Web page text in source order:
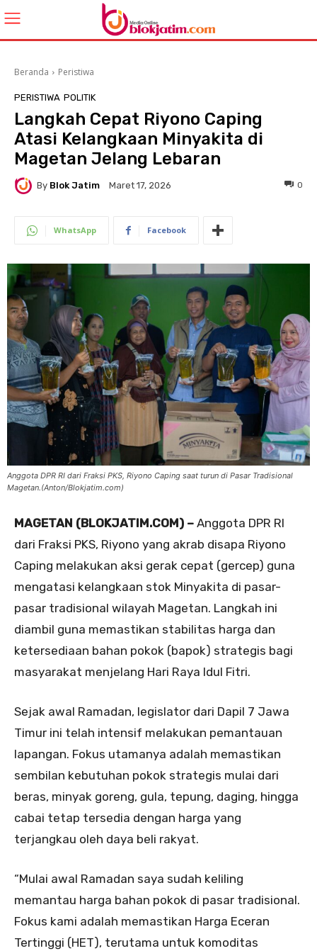
Beranda Peristiwa
PERISTIWA POLITIK
Langkah Cepat Riyono Caping
Atasi Kelangkaan Minyakita di
Magetan Jelang Lebaran
By Blok Jatim Maret 17, 2026 0
WhatsApp Facebook
Anggota DPR RI dari Fraksi PKS, Riyono Caping saat turun di Pasar Tradisional
Magetan.(Anton/Blokjatim.com)
MAGETAN (BLOKJATIM.COM) – Anggota DPR RI
dari Fraksi PKS, Riyono yang akrab disapa Riyono
Caping melakukan aksi gerak cepat (gercep) guna
mengatasi kelangkaan stok Minyakita di pasar-
pasar tradisional wilayah Magetan. Langkah ini
diambil guna memastikan stabilitas harga dan
ketersediaan bahan pokok (bapok) strategis bagi
masyarakat menjelang Hari Raya Idul Fitri.
Sejak awal Ramadan, legislator dari Dapil 7 Jawa
Timur ini telah intensif melakukan pemantauan
lapangan. Fokus utamanya adalah memastikan
sembilan kebutuhan pokok strategis mulai dari
beras, minyak goreng, gula, tepung, daging, hingga
cabai tetap tersedia dengan harga yang
terjangkau oleh daya beli rakyat.
“Mulai awal Ramadan saya sudah keliling
memantau harga bahan pokok di pasar tradisional.
Fokus kami adalah memastikan Harga Eceran
Tertinggi (HET), terutama untuk komoditas